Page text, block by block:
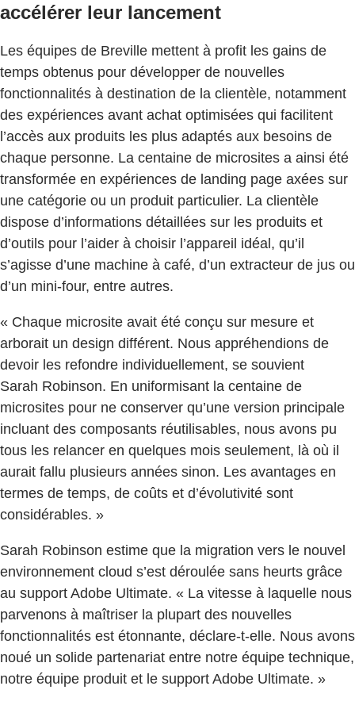
accélérer leur lancement
Les équipes de Breville mettent à profit les gains de
temps obtenus pour développer de nouvelles
fonctionnalités à destination de la clientèle, notamment
des expériences avant achat optimisées qui facilitent
l’accès aux produits les plus adaptés aux besoins de
chaque personne. La centaine de microsites a ainsi été
transformée en expériences de landing page axées sur
une catégorie ou un produit particulier. La clientèle
dispose d’informations détaillées sur les produits et
d’outils pour l’aider à choisir l’appareil idéal, qu’il
s’agisse d’une machine à café, d’un extracteur de jus ou
d’un mini-four, entre autres.
« Chaque microsite avait été conçu sur mesure et
arborait un design différent. Nous appréhendions de
devoir les refondre individuellement, se souvient
Sarah Robinson. En uniformisant la centaine de
microsites pour ne conserver qu’une version principale
incluant des composants réutilisables, nous avons pu
tous les relancer en quelques mois seulement, là où il
aurait fallu plusieurs années sinon. Les avantages en
termes de temps, de coûts et d’évolutivité sont
considérables. »
Sarah Robinson estime que la migration vers le nouvel
environnement cloud s’est déroulée sans heurts grâce
au support Adobe Ultimate. « La vitesse à laquelle nous
parvenons à maîtriser la plupart des nouvelles
fonctionnalités est étonnante, déclare-t-elle. Nous avons
noué un solide partenariat entre notre équipe technique,
notre équipe produit et le support Adobe Ultimate. »